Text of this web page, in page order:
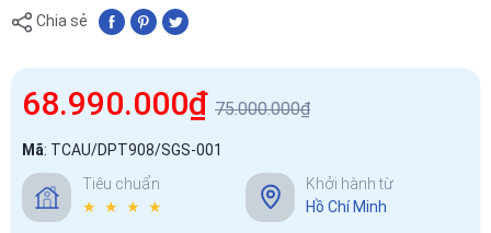
Chia sẻ
68.990.000₫ 75.000.000₫
Mã: TCAU/DPT908/SGS-001
Tiêu chuẩn
★ ★ ★ ★
Khởi hành từ
Hồ Chí Minh